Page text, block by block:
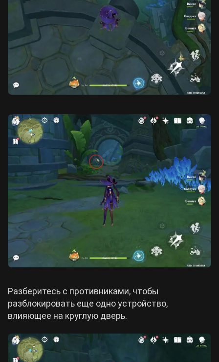
Разберитесь с противниками, чтобы
разблокировать еще одно устройство,
влияющее на круглую дверь.